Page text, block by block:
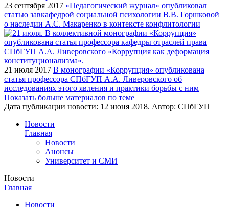
23 сентября 2017 «Педагогический журнал» опубликовал
статью завкафедрой социальной психологии В.В. Горшковой
о наследии А.С. Макаренко в контексте конфлитологии
21 июля 2017 В монографии «Коррупция» опубликована
статья профессора СПбГУП А.А. Ливеровского об
исследованиях этого явления и практики борьбы с ним
Показать больше материалов по теме
Дата публикации новости: 12 июня 2018. Автор: СПбГУП
Новости
Главная
Новости
Анонсы
Университет и СМИ
Новости
Главная
Новости